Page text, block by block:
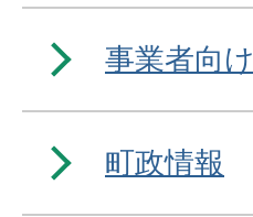
事業者向け
町政情報